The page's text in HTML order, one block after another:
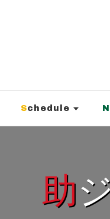
Schedule
助ジャイ×Marble共同学校法人